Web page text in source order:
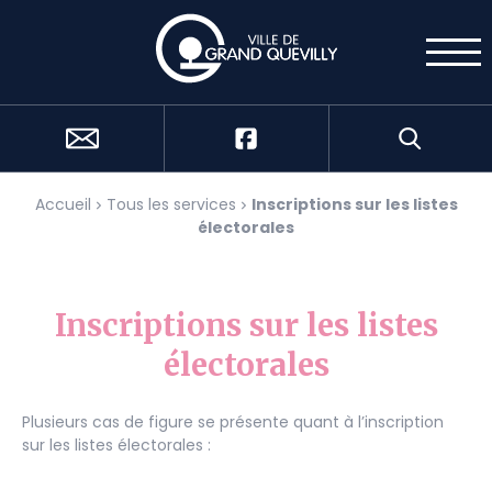
Accueil Tous les services
Inscriptions sur les listes
électorales
Inscriptions sur les listes
électorales
Plusieurs cas de figure se présente quant à l’inscription
sur les listes électorales :